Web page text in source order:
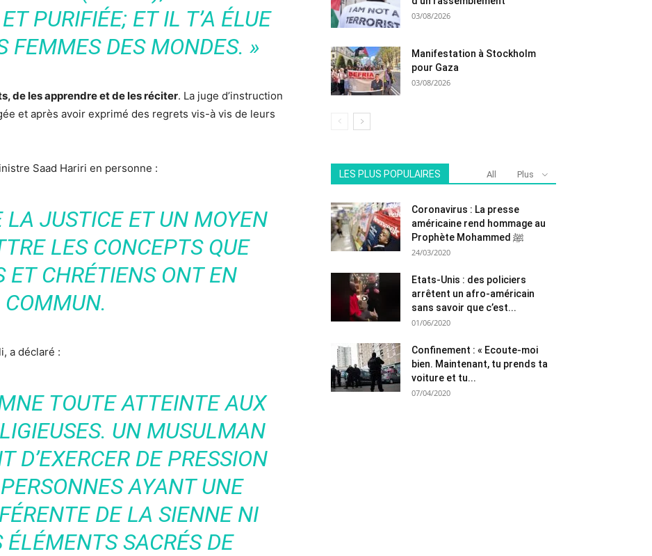
PURIFIÉE; ET IL T’A ÉLUE
FEMMES DES MONDES. »
de les apprendre et de les réciter. La juge d’instruction
et après avoir exprimé des regrets vis-à vis de leurs
Saad Hariri en personne :
JUSTICE ET UN MOYEN
LES CONCEPTS QUE
ET CHRÉTIENS ONT EN
COMMUN.
a déclaré :
TOUTE ATTEINTE AUX
UN MUSULMAN
D’EXERCER DE PRESSION
AYANT UNE
DE LA SIENNE NI
ÉLÉMENTS SACRÉS DE
03/08/2026
Manifestation à Stockholm
pour Gaza
03/08/2026
LES PLUS POPULAIRES All Plus
Coronavirus : La presse
américaine rend hommage au
Prophète Mohammed ﷺ
24/03/2020
Etats-Unis : des policiers
arrêtent un afro-américain
sans savoir que c’est...
01/06/2020
Confinement : « Ecoute-moi
bien. Maintenant, tu prends ta
voiture et tu...
07/04/2020